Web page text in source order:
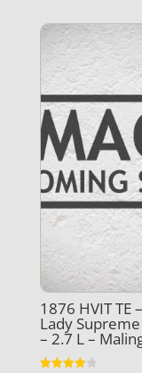
1876 HVIT TE
Lady
– 2.7 L –